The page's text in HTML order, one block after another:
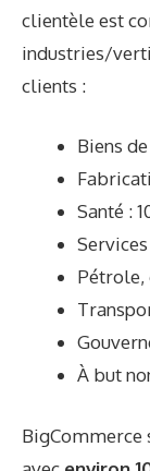
clientèle est
industries/
clients :
Biens
Santé :
Pétrole,
À but
BigCommerce